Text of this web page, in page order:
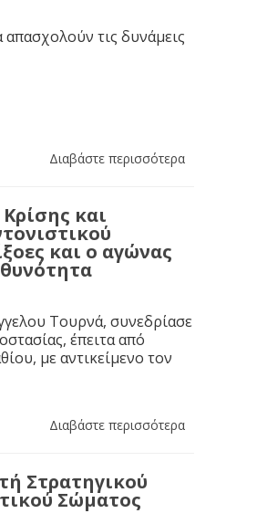
τις δυνάμεις
Διαβάστε περισσότερα
και
και ο αγώνας
Τουρνά, συνεδρίασε
έπειτα από
με αντικείμενο τον
Διαβάστε περισσότερα
Στρατηγικού
Σώματος